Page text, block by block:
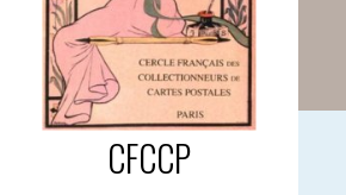
CFCCP